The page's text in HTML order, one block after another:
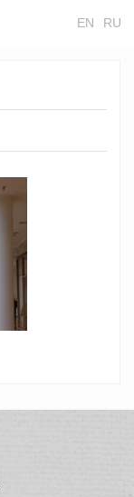
RU
EN